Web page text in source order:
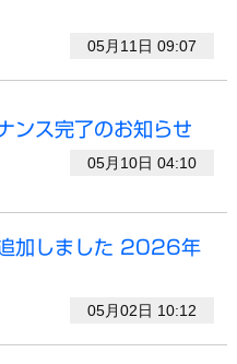
05月11日 09:07
ンス完了のお知らせ
05月10日 04:10
加しました 2026年
05月02日 10:12